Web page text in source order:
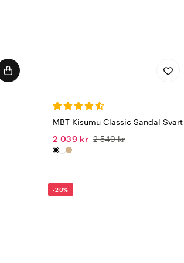
MBT Kisumu Classic Sandal Svart
2 039 kr 2 549 kr
-20%